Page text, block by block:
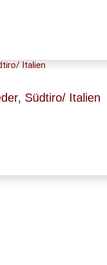
Südtiro/ Italien